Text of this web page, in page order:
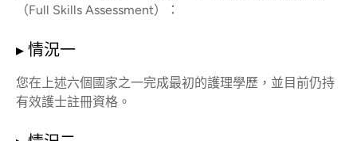
（Full Skills Assessment）：
▸ 情況一
您在上述六個國家之一完成最初的護理學歷，並目前仍持
有效護士註冊資格。